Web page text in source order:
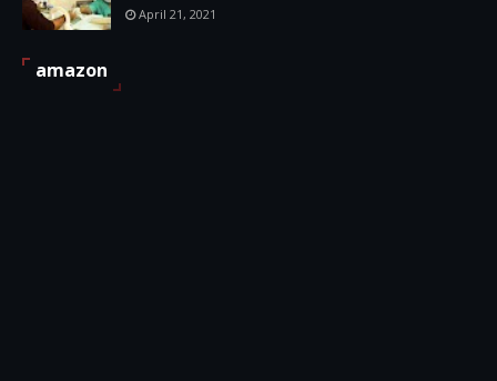
April 21, 2021
amazon